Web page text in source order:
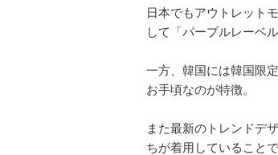
日本でもアウトレット
して「パープルレーベ
一方、韓国には韓国限
お手頃なのが特徴。
また最新のトレンドデ
ちが着用していること